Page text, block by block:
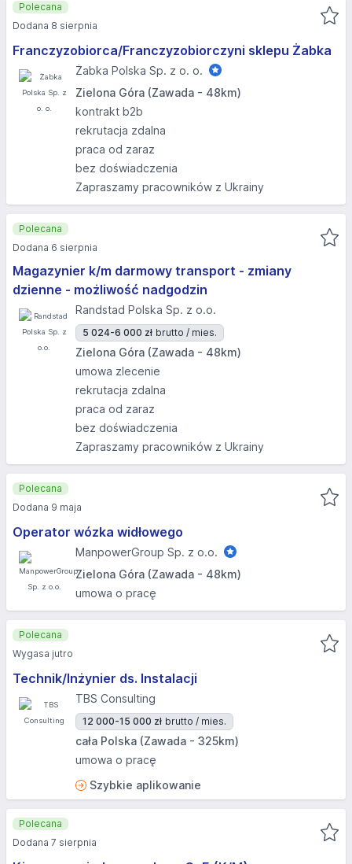
Franczyzobiorca/Franczyzobiorczyni sklepu Żabka
Żabka Polska Sp. z o. o.
Zielona Góra (Zawada - 48km)
kontrakt b2b
rekrutacja zdalna
praca od zaraz
bez doświadczenia
Zapraszamy pracowników z Ukrainy
Polecana
Dodana 8 sierpnia
Magazynier k/m darmowy transport - zmiany
dzienne - możliwość nadgodzin
Randstad Polska Sp. z o.o.
5 024-6 000 zł brutto / mies.
Zielona Góra (Zawada - 48km)
umowa zlecenie
rekrutacja zdalna
praca od zaraz
bez doświadczenia
Zapraszamy pracowników z Ukrainy
Polecana
Dodana 6 sierpnia
Operator wózka widłowego
ManpowerGroup Sp. z o.o.
Zielona Góra (Zawada - 48km)
umowa o pracę
Polecana
Dodana 9 maja
Technik/Inżynier ds. Instalacji
TBS Consulting
12 000-15 000 zł brutto / mies.
cała Polska (Zawada - 325km)
umowa o pracę
Szybkie aplikowanie
Polecana
Wygasa jutro
Polecana
Dodana 7 sierpnia